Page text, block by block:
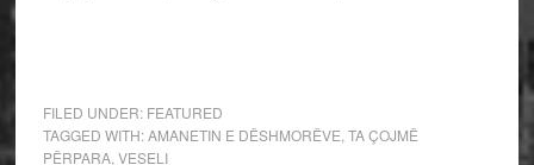
FILED UNDER: FEATURED
TAGGED WITH:AMANETIN E DËSHMORËVE TA ÇOJMË
PËRPARA, VESELI